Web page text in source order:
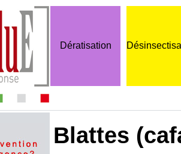
Dératisation
Blattes